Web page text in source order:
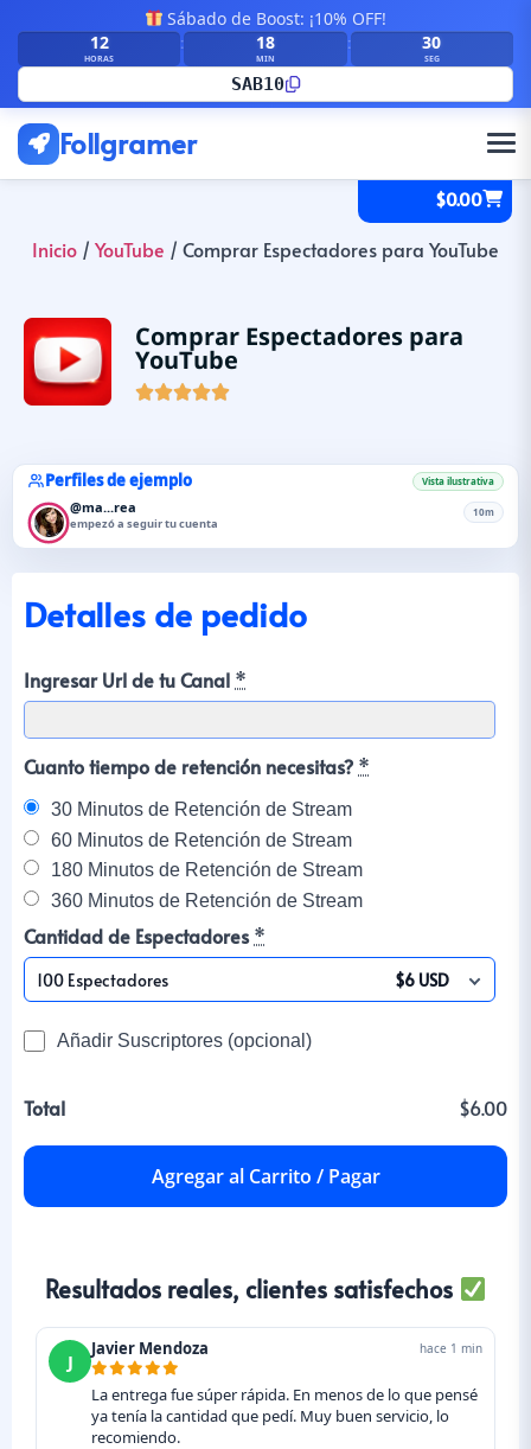
Sábado de Boost: ¡10% OFF!
12
HORAS
: 18
MIN
: 28
SEG
SAB10
Follgramer
$0.00
Inicio / YouTube / Comprar Espectadores para YouTube
Comprar Espectadores para
YouTube

Perfiles de ejemplo Vista ilustrativa
@ma...rea
empezó a seguir tu cuenta
10m
Detalles de pedido
Ingresar Url de tu Canal *
Cuanto tiempo de retención necesitas? *
30 Minutos de Retención de Stream
60 Minutos de Retención de Stream
180 Minutos de Retención de Stream
360 Minutos de Retención de Stream
Cantidad de Espectadores *
100 Espectadores $6 USD
Añadir Suscriptores (opcional)
Total $6.00
Agregar al Carrito / Pagar
Resultados reales, clientes satisfechos
J
Javier Mendoza hace 1 min
La entrega fue súper rápida. En menos de lo que pensé
ya tenía la cantidad que pedí. Muy buen servicio, lo
recomiendo.